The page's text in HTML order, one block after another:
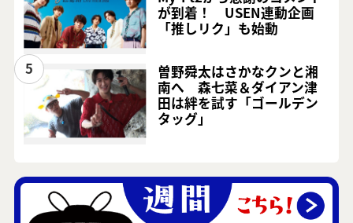
が到着！ USEN連動企画
「推しリク」も始動
5
曽野舜太はさかなクンと湘
南へ 森七菜＆ダイアン津
田は絆を試す「ゴールデン
タッグ」